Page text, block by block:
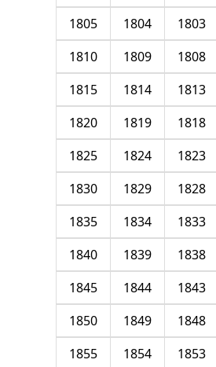
1803
1804
1805
1808
1809
1810
1813
1814
1815
1818
1819
1820
1823
1824
1825
1828
1829
1830
1833
1834
1835
1838
1839
1840
1843
1844
1845
1848
1849
1850
1853
1854
1855